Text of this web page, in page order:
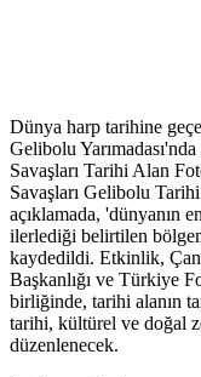
Dünya harp tarihine
Gelibolu
Savaşları Tarihi Alan
Savaşları Gelibolu
açıklamada, 'dünyanın
ilerlediği belirtilen
kaydedildi. Etkinlik,
Başkanlığı ve Türkiye
birliğinde, tarihi alanın
tarihi, kültürel ve doğal
düzenlenecek.